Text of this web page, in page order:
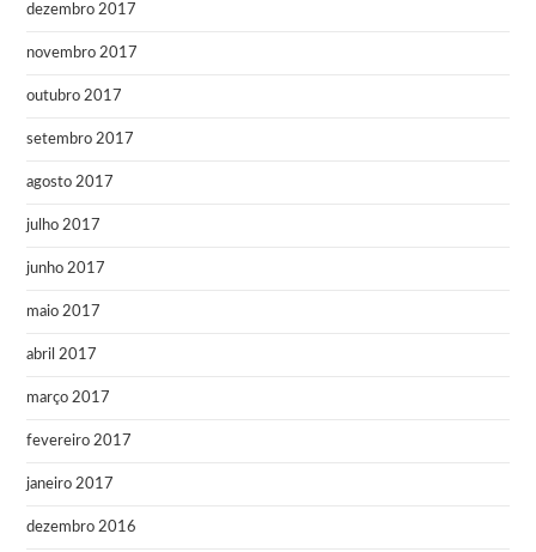
dezembro 2017
novembro 2017
outubro 2017
setembro 2017
agosto 2017
julho 2017
junho 2017
maio 2017
abril 2017
março 2017
fevereiro 2017
janeiro 2017
dezembro 2016